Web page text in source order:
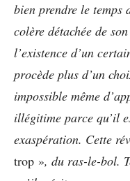
bien prendre le temps
colère détachée de
l’existence d’un
procède plus d’un
impossible même
illégitime parce qu’il
exaspération. Cette
trop », du ras-le-bol.